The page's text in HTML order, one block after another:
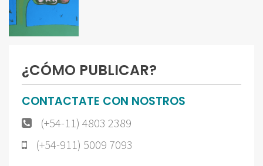
¿CÓMO PUBLICAR?
CONTACTATE CON NOSTROS
(+54-11) 4803 2389
(+54-911) 5009 7093